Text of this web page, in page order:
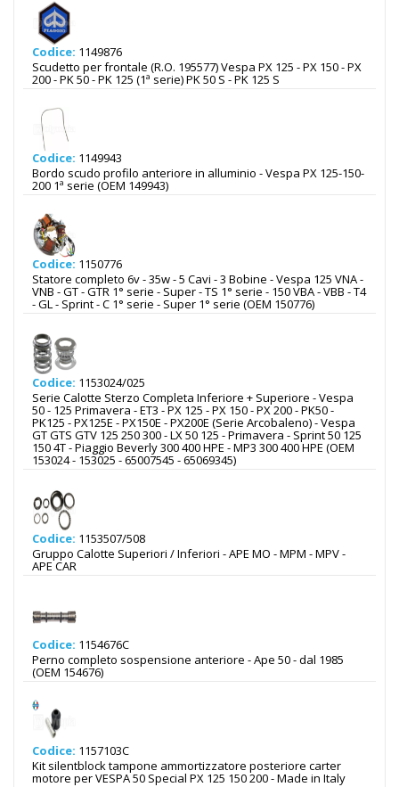
Codice: 1149876
Scudetto per frontale (R.O. 195577) Vespa PX 125 - PX 150 - PX
200 - PK 50 - PK 125 (1ª serie) PK 50 S - PK 125 S
Codice: 1149943
Bordo scudo profilo anteriore in alluminio - Vespa PX 125-150-
200 1ª serie (OEM 149943)
Codice: 1150776
Statore completo 6v - 35w - 5 Cavi - 3 Bobine - Vespa 125 VNA -
VNB - GT - GTR 1° serie - Super - TS 1° serie - 150 VBA - VBB - T4
- GL - Sprint - C 1° serie - Super 1° serie (OEM 150776)
Codice: 1153024/025
Serie Calotte Sterzo Completa Inferiore + Superiore - Vespa
50 - 125 Primavera - ET3 - PX 125 - PX 150 - PX 200 - PK50 -
PK125 - PX125E - PX150E - PX200E (Serie Arcobaleno) - Vespa
GT GTS GTV 125 250 300 - LX 50 125 - Primavera - Sprint 50 125
150 4T - Piaggio Beverly 300 400 HPE - MP3 300 400 HPE (OEM
153024 - 153025 - 65007545 - 65069345)
Codice: 1153507/508
Gruppo Calotte Superiori / Inferiori - APE MO - MPM - MPV -
APE CAR
Codice: 1154676C
Perno completo sospensione anteriore - Ape 50 - dal 1985
(OEM 154676)
Codice: 1157103C
Kit silentblock tampone ammortizzatore posteriore carter
motore per VESPA 50 Special PX 125 150 200 - Made in Italy